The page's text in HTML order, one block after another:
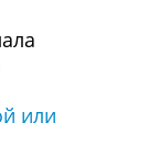
или